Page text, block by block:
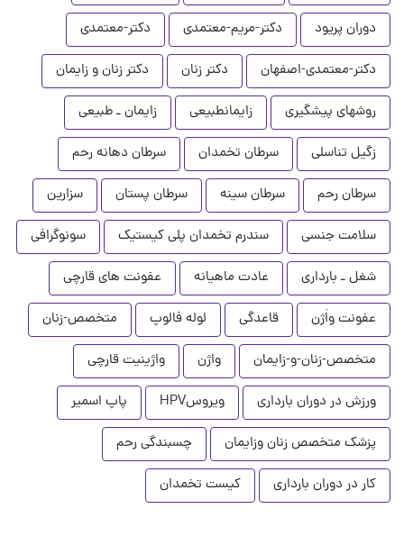
دوران پریود
دکتر-مریم-معتمدی
دکتر-معتمدی
دکتر-معتمدی-اصفهان
دکتر زنان
دکتر زنان و زایمان
روشهای پیشگیری
زایمانطبیعی
زایمان ـ طبیعی
زگیل تناسلی
سرطان تخمدان
سرطان دهانه رحم
سرطان رحم
سرطان سینه سرطان پستان
سزارین
سلامت جنسی
سندرم تخمدان پلی کیستیک
سونوگرافی
شغل ـ بارداری
عادت ماهیانه
عفونت های قارچی
عفونت واٰژن
قاعدگی لوله فالوپ
متخصص-زنان
متخصص-زنان-و-زایمان
واژن
واژینیت قارچی
ورزش در دوران بارداری
ویروسHPV
پاپ اسمیر
پزشک متخصص زنان وزایمان
چسبندگی رحم
کار در دوران بارداری
کیست تخمدان